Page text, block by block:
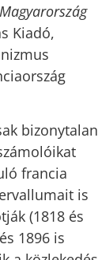
Kiadó,
bizonytalan
francia
is
(1818 és
1896 is